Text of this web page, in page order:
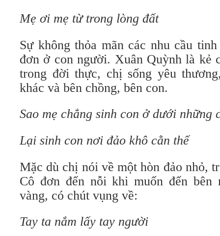
Mẹ ơi mẹ từ trong lòng đất
Sự không thỏa mãn các nhu cầu
đơn ở con người. Xuân Quỳnh là kẻ
trong đời thực, chị sống yêu
khác và bên chồng, bên con.
Sao mẹ chẳng sinh con ở dưới những
Lại sinh con nơi đảo khô cằn thế
Mặc dù chị nói về một hòn đảo nhỏ,
Cô đơn đến nỗi khi muốn đến bên
vàng, có chút vụng về:
Tay ta nắm lấy tay người